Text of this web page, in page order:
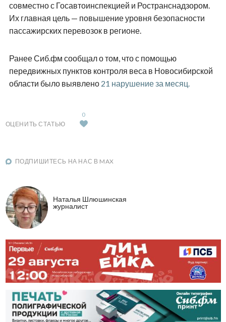
совместно с Госавтоинспекцией и Ространснадзором.
Их главная цель — повышение уровня безопасности
пассажирских перевозок в регионе.
Ранее Сиб.фм сообщал о том, что с помощью
передвижных пунктов контроля веса в Новосибирской
области было выявлено 21 нарушение за месяц.
ОЦЕНИТЬ СТАТЬЮ
0
ПОДПИШИТЕСЬ НА НАС В MAX
Наталья Шлюшинская
журналист